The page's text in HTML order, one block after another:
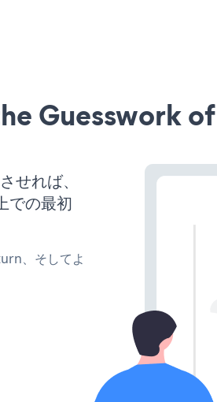
Guesswork
れば、
での最初
、そしてよ